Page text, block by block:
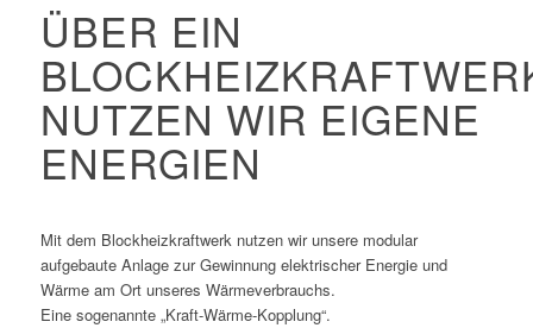
ÜBER EIN
NUTZEN WIR EIGENE
ENERGIEN
Mit dem Blockheizkraftwerk nutzen wir unsere modular
aufgebaute Anlage zur Gewinnung elektrischer Energie und
Wärme am Ort unseres Wärmeverbrauchs.
Eine sogenannte „Kraft-Wärme-Kopplung“.